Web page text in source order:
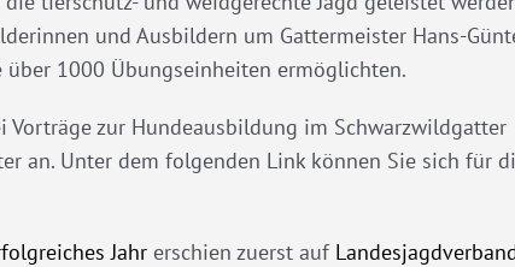
und Ausbildern um Gattermeister Hans-
1000 Übungseinheiten ermöglichten.
zur Hundeausbildung im Schwarzwildgatter
an. Unter dem folgenden Link können Sie sich für
Jahr erschien zuerst auf